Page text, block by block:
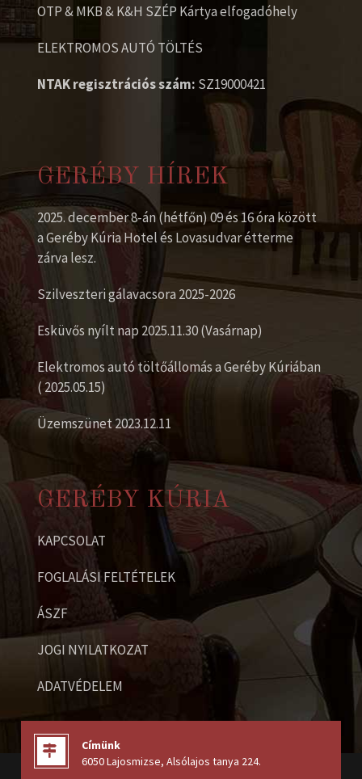
OTP & MKB & K&H SZÉP Kártya elfogadóhely
ELEKTROMOS AUTÓ TÖLTÉS
NTAK regisztrációs szám: SZ19000421
GERÉBY HÍREK
2025. december 8-án (hétfőn) 09 és 16 óra között
a Geréby Kúria Hotel és Lovasudvar étterme
zárva lesz.
Szilveszteri gálavacsora 2025-2026
Esküvős nyílt nap 2025.11.30 (Vasárnap)
Elektromos autó töltőállomás a Geréby Kúriában
( 2025.05.15)
Üzemszünet 2023.12.11
GERÉBY KÚRIA
KAPCSOLAT
FOGLALÁSI FELTÉTELEK
ÁSZF
JOGI NYILATKOZAT
ADATVÉDELEM
Címünk
6050 Lajosmizse, Alsólajos tanya 224.